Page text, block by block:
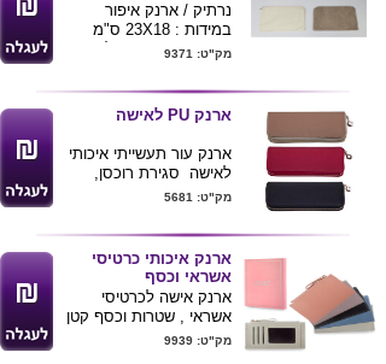
נרתיק / ארנק איפור
במידות : 23X18 ס"מ
מגיע בשני צבעים לפי
ניתן להדפיס לוגו ע"ג
המוצר .
מק"ט: 9371
ארנק PU לאישה
ארנק עור תעשייתי איכותי
לאישה סגירת רוכסן,
רצועת אחיזה, תאים
וכרטיסי אשראי. באריזת
מתנה.
ניתן להדפיס לוגו ע"ג
הארנק .
מק"ט: 5681
ארנק איכותי כרטיסי
אשראי וכסף
ארנק אישה לכרטיסי
אשראי , שטרות וכסף קטן
, עשוי PU איכותי
מק"ט: 9939